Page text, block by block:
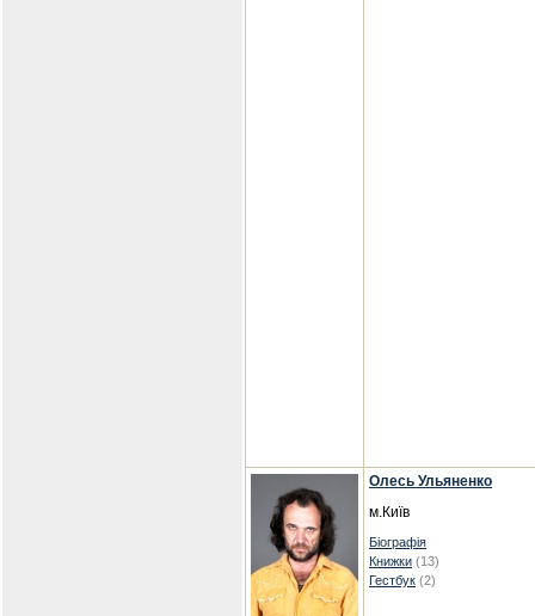
Олесь Ульяненко
м.Київ
Біографія
Книжки (13)
Гестбук (2)